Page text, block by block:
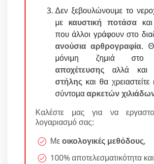
Δεν ξεβουλώνουμε το
με καυστική ποτάσα και
που άλλοι γράφουν στο
ανούσια αρθρογραφία.
μόνιμη ζημιά
αποχέτευσης αλλά και
στήλης και θα
σύντομααρκετών
Καλέστε μας για να
λογαριασμό σας:
Μεοικολογικές μεθόδους,
100% αποτελεσματικότητα και